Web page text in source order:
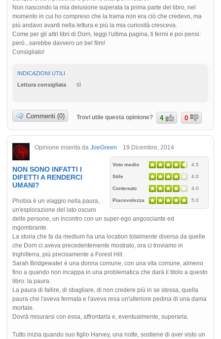
Non nascondo la mia delusione superata la prima parte del libro, nel
momento in cui ho compreso che la trama non era ciò che credevo, ma
più andavo avanti nella lettura e più la mia curiosità cresceva.
Come per gli altri libri di Dorn, leggi l'ultima pagina, ti fermi e poi pensi:
però...sarebbe davvero un bel film!
Consigliato!
INDICAZIONI UTILI
Lettura consigliata
sì
Commenti (0) Trovi utile questa opinione? 4 0
Opinione inserita da JoeGreen 19 Dicembre, 2014
Voto medio 4.5
Stile 4.0
Contenuto 4.0
Piacevolezza 5.0
NON SONO INFATTI I
DIFETTI A RENDERCI
UMANI?
Phobia è un viaggio nella paura,
un'esplorazione del lato oscuro
delle persone, un incontro con un super-ego angosciante ed
ingombrante.
La storia che fa da medium ha una location totalmente diversa da quelle
che Dorn ci aveva precedentemente mostrato, ora ci troviamo in
Inghilterra, più precisamente a Forest Hill.
Sarah Bridgewater è una donna comune, con una vita comune, almeno
fino a quando non incappa in una problematica che darà il titolo a questo
libro: la paura.
La paura di fallire, di sbagliare, di non credere più in se stessa, quella
paura che l'aveva fermata e l'aveva resa un'ulteriore pedina di una dama
mortale.
Dovrà misurarsi con essa, affrontarla e, eventualmente, superarla.
Tutto inizia quando suo figlio Harvey, una notte, sostiene di aver visto un